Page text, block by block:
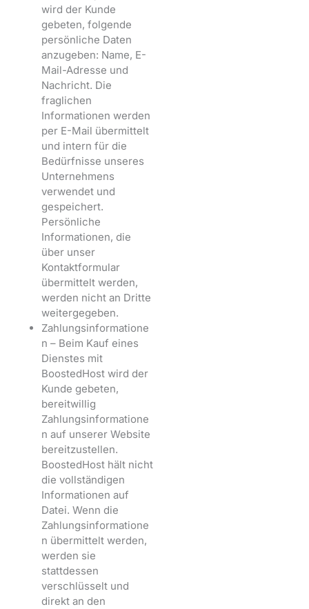
wird der Kunde
gebeten, folgende
persönliche Daten
anzugeben: Name, E-
Mail-Adresse und
Nachricht. Die
fraglichen
Informationen werden
per E-Mail übermittelt
und intern für die
Bedürfnisse unseres
Unternehmens
verwendet und
gespeichert.
Persönliche
Informationen, die
über unser
Kontaktformular
übermittelt werden,
werden nicht an Dritte
weitergegeben.
Zahlungsinformatione
n – Beim Kauf eines
Dienstes mit
BoostedHost wird der
Kunde gebeten,
bereitwillig
Zahlungsinformatione
n auf unserer Website
bereitzustellen.
BoostedHost hält nicht
die vollständigen
Informationen auf
Datei. Wenn die
Zahlungsinformatione
n übermittelt werden,
werden sie
stattdessen
verschlüsselt und
direkt an den